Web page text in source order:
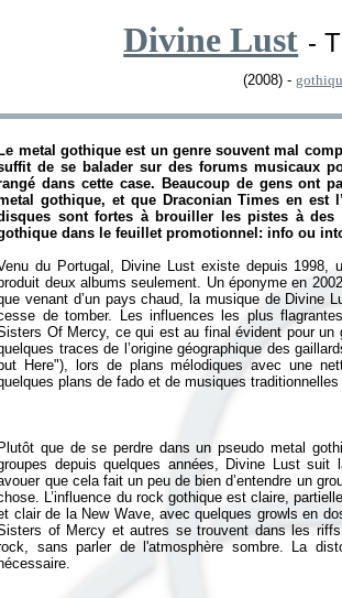
Divine Lust -
(2008) -
Le metal gothique est un genre souvent mal
de se balader sur des forums musicaux
dans cette case. Beaucoup de gens ont
gothique, et que Draconian Times en est
sont fortes à brouiller les pistes à des
dans le feuillet promotionnel: info ou
du Portugal, Divine Lust existe depuis 1998,
deux albums seulement. Un éponyme en
venant d’un pays chaud, la musique de Divine
de tomber. Les influences les plus
Of Mercy, ce qui est au final évident pour un
traces de l’origine géographique des
but Here"), lors de plans mélodiques avec une
Plutôt que de se perdre dans un pseudo metal
depuis quelques années, Divine Lust
que cela fait un peu de bien d’entendre un
L’influence du rock gothique est claire,
clair de la New Wave, avec quelques growls en
of Mercy et autres se trouvent dans les
sans parler de l'atmosphère sombre. La